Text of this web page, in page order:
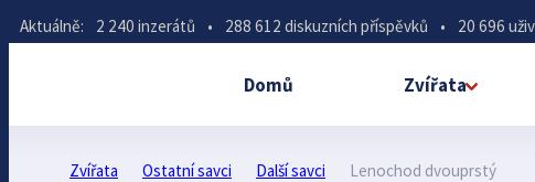
Aktuálně: 2 240 inzerátů • 288 612 diskuzních příspěvků • 20 696
Domů Zvířata
Zvířata Ostatní savci Další savci Lenochod dvouprstý